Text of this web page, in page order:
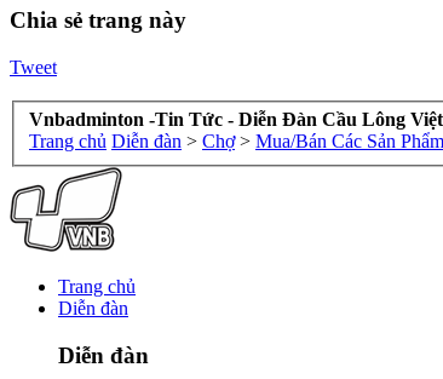
Chia sẻ trang này
Tweet
Vnbadminton -Tin Tức - Diễn Đàn Cầu Lông
Trang chủ Diễn đàn > Chợ > Mua/Bán Các Sản
Trang chủ
Diễn đàn
Diễn đàn